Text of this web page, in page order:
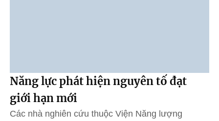
Năng lực phát hiện nguyên tố đạt
giới hạn mới
Các nhà nghiên cứu thuộc Viện Năng lượng